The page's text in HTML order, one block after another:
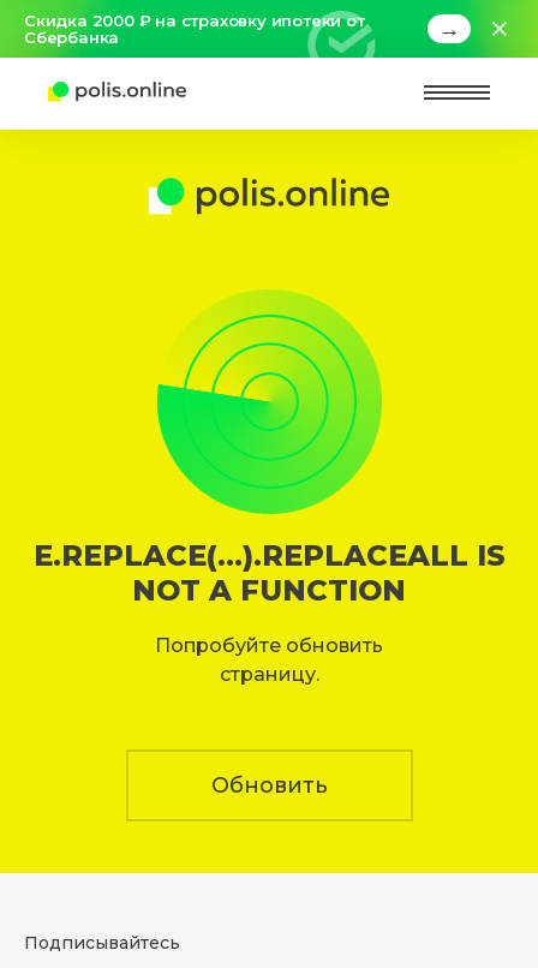
Скидка 2000 ₽ на страховку ипотеки от
Сбербанка
→
E.REPLACE(...).REPLACEALL IS
NOT A FUNCTION
Попробуйте обновить
страницу.
Обновить
Подписывайтесь